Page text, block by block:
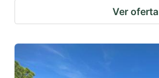
Ver oferta